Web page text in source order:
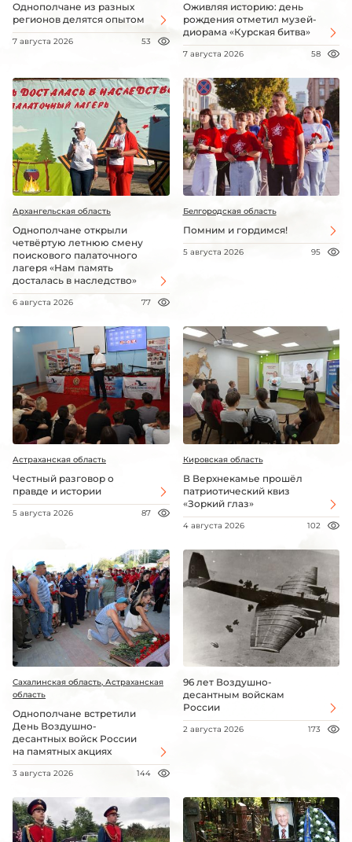
Однополчане из разных
регионов делятся опытом
7 августа 2026 53
Оживляя историю: день
рождения отметил музей-
диорама «Курская битва»
7 августа 2026 58
Архангельская область
Однополчане открыли
четвёртую летнюю смену
поискового палаточного
лагеря «Нам память
досталась в наследство»
6 августа 2026 77
Белгородская область
Помним и гордимся!
5 августа 2026 95
Астраханская область
Честный разговор о
правде и истории
5 августа 2026 87
Кировская область
В Верхнекамье прошёл
патриотический квиз
«Зоркий глаз»
4 августа 2026 102
Сахалинская область, Астраханская
область
Однополчане встретили
День Воздушно-
десантных войск России
на памятных акциях
3 августа 2026 144
96 лет Воздушно-
десантным войскам
России
2 августа 2026 173